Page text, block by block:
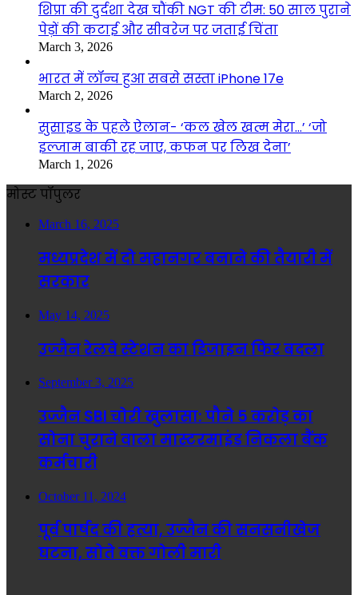
शिप्रा की दुर्दशा देख चौंकी NGT की टीम: 50 साल पुराने
पेड़ों की कटाई और सीवरेज पर जताई चिंता
March 3, 2026
भारत में लॉन्च हुआ सबसे सस्ता iPhone 17e
March 2, 2026
सुसाइड के पहले ऐलान- ‘कल खेल खत्म मेरा…’ ‘जो
इल्जाम बाकी रह जाए, कफन पर लिख देना’
March 1, 2026
मोस्ट पॉपुलर
March 16, 2025
मध्यप्रदेश में दो महानगर बनाने की तैयारी में
सरकार
May 14, 2025
उज्जैन रेलवे स्टेशन का डिजाइन फिर बदला
September 3, 2025
उज्जैन SBI चोरी खुलासा: पौने 5 करोड़ का
सोना चुराने वाला मास्टरमाइंड निकला बैंक
कर्मचारी
October 11, 2024
पूर्व पार्षद की हत्या, उज्जैन की सनसनीखेज
घटना, सोते वक्त गोली मारी